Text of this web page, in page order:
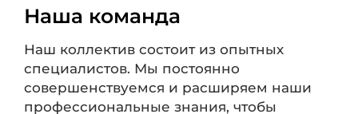
Наша команда
Наш коллектив состоит из опытных
специалистов. Мы постоянно
совершенствуемся и расширяем наши
профессиональные знания, чтобы